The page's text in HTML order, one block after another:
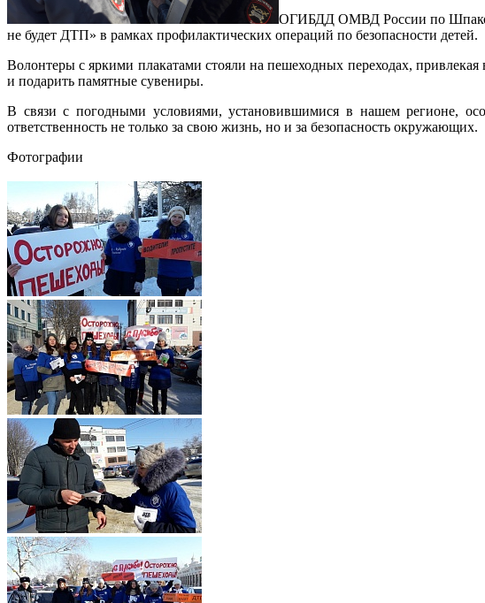
ОГИБДД ОМВД России по
не будет ДТП» в рамках профилактических операций по безопасности детей.
Волонтеры с яркими плакатами стояли на пешеходных переходах,
и подарить памятные сувениры.
В связи с погодными условиями, установившимися в нашем регионе,
ответственность не только за свою жизнь, но и за безопасность окружающих.
Фотографии